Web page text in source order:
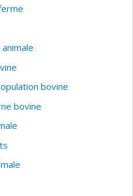
bovine
bovine